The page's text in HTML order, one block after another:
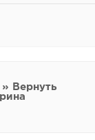
» Вернуть